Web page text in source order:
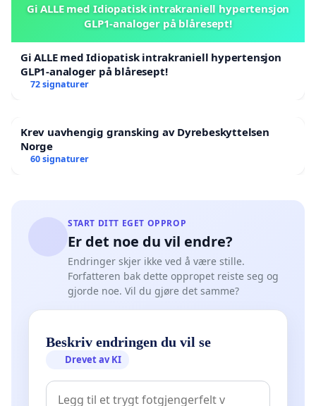
Gi ALLE med Idiopatisk intrakraniell hypertensjon
GLP1-analoger på blåresept!
Gi ALLE med Idiopatisk intrakraniell hypertensjon
GLP1-analoger på blåresept!
72 signaturer
Krev uavhengig gransking av Dyrebeskyttelsen
Norge
60 signaturer
START DITT EGET OPPROP
Er det noe du vil endre?
Endringer skjer ikke ved å være stille.
Forfatteren bak dette oppropet reiste seg og
gjorde noe. Vil du gjøre det samme?
Beskriv endringen du vil se
Drevet av KI